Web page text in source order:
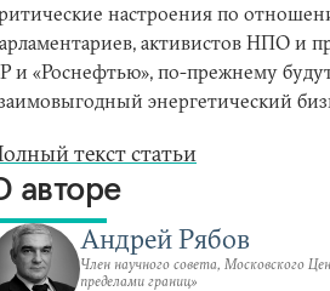
настроения по
активистов НПО и
и «Роснефтью», по-прежнему
энергетический
текст статьи
авторе
Андрей Рябов
Член научного совета, Московского
пределами границ»